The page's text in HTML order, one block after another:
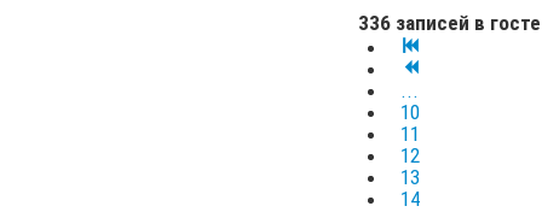
336 записей в
...
10
11
12
13
14